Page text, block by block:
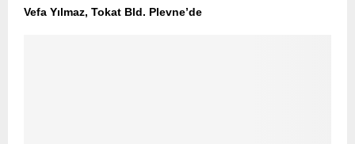
Vefa Yılmaz, Tokat Bld. Plevne’de